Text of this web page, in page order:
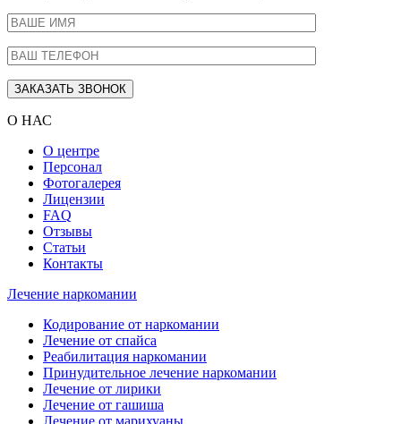
О НАС
О центре
Персонал
Фотогалерея
Лицензии
FAQ
Отзывы
Статьи
Контакты
Лечение наркомании
Кодирование от наркомании
Лечение от спайса
Реабилитация наркомании
Принудительное лечение наркомании
Лечение от лирики
Лечение от гашиша
Лечение от марихуаны